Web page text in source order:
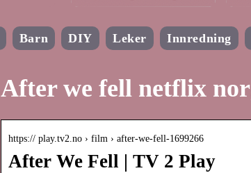
Barn DIY Leker Innredning
After we fell netflix
https:// play.tv2.no › film › after-we-fell-1699266
After We Fell | TV 2 Play